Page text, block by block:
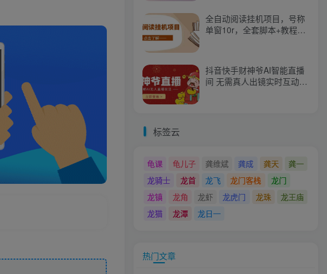
全自动阅读挂机项目，号称
单窗10r，全套脚本+教程，
抖音快手财神爷AI智能直播
间 无需真人出镜实时互动
标签云
龟课 龟儿子 龚维斌 龚成 龚天
龚一
龙骑士
龙首 龙飞 龙门客栈
龙门
龙镇
龙角 龙虾 龙虎门 龙珠
龙王庙
龙猫
龙潭 龙日一
热门文章